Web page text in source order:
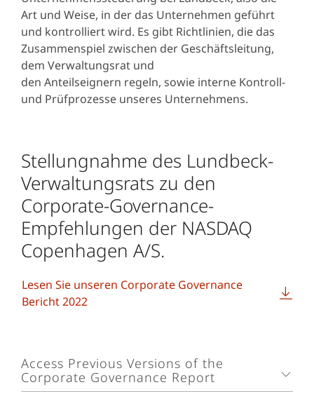
Art und Weise, in der das Unternehmen geführt
und kontrolliert wird. Es gibt Richtlinien, die das
Zusammenspiel zwischen der Geschäftsleitung,
dem Verwaltungsrat und
den Anteilseignern regeln, sowie interne Kontroll-
und Prüfprozesse unseres Unternehmens.
Stellungnahme des Lundbeck-
Verwaltungsrats zu den
Corporate-Governance-
Empfehlungen der NASDAQ
Copenhagen A/S.
Lesen Sie unseren Corporate Governance
Bericht 2022
Access Previous Versions of the
Corporate Governance Report